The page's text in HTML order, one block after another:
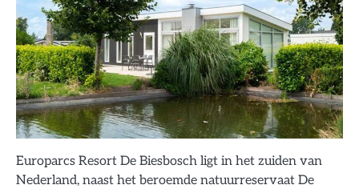
Europarcs Resort De Biesbosch ligt in het zuiden van
Nederland, naast het beroemde natuurreservaat De